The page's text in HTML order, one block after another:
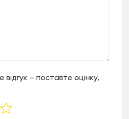
– поставте оцінку,